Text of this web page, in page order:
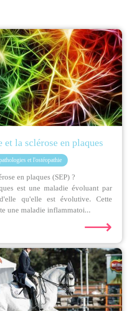
et la sclérose en plaques
et l'ostéopathie
en plaques (SEP) ?
est une maladie évoluant par
qu'elle est évolutive. Cette
une maladie inflammatoi...
⟶